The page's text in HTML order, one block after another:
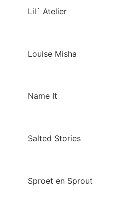
Lil´ Atelier
Louise Misha
Name It
Salted Stories
Sproet en Sprout